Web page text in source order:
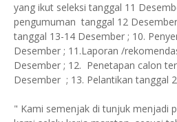
yang ikut seleksi tanggal 11
pengumuman tanggal 12
tanggal 13-14 Desember ; 10.
Desember ; 11.Laporan /
Desember ; 12. Penetapan calon
Desember ; 13. Pelantikan tanggal
" Kami semenjak di tunjuk menjadi